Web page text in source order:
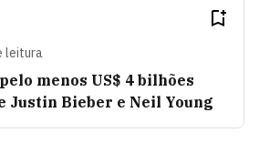
leitura
menos US$ 4 bilhões
Justin Bieber e Neil Young